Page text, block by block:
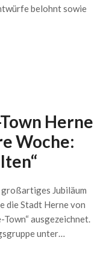
belohnt sowie
Herne
Woche:
großartiges Jubiläum
die Stadt Herne von
ausgezeichnet.
unter…